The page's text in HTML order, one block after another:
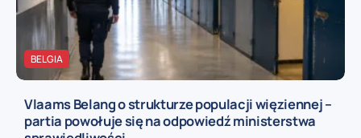
BELGIA
Vlaams Belang o strukturze populacji więziennej –
partia powołuje się na odpowiedź ministerstwa